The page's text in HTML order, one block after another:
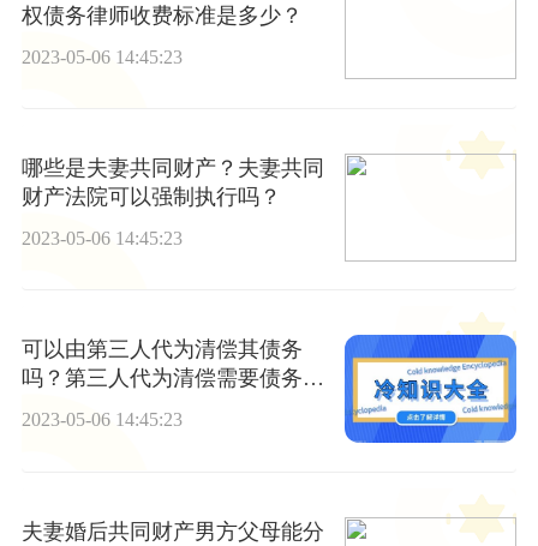
权债务律师收费标准是多少？
2023-05-06 14:45:23
哪些是夫妻共同财产？夫妻共同
财产法院可以强制执行吗？
2023-05-06 14:45:23
可以由第三人代为清偿其债务
吗？第三人代为清偿需要债务人
同意吗？
2023-05-06 14:45:23
夫妻婚后共同财产男方父母能分